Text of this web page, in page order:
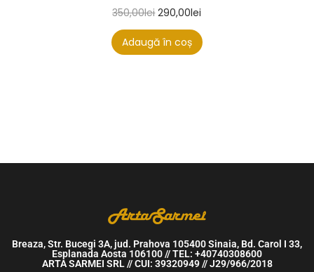
350,00lei 290,00lei
Adaugă în coș
Breaza, Str. Bucegi 3A, jud. Prahova 105400 Sinaia, Bd. Carol I 33,
Esplanada Aosta 106100 // TEL: +40740308600
ARTA SARMEI SRL // CUI: 39320949 // J29/966/2018